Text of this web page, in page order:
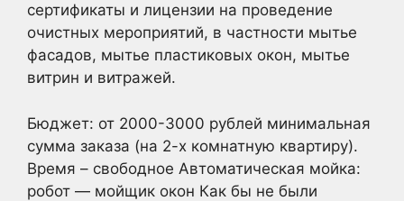
сертификаты и лицензии на проведение
очистных мероприятий, в частности мытье
фасадов, мытье пластиковых окон, мытье
витрин и витражей.
Бюджет: от 2000-3000 рублей минимальная
сумма заказа (на 2-х комнатную квартиру).
Время – свободное Автоматическая мойка:
робот — мойщик окон Как бы не были